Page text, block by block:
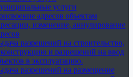
услуги
адресов объектам
изменение, аннулирование
разрешений на строительство,
и разрешений на ввод
в эксплуатацию.
разрешений на размещение